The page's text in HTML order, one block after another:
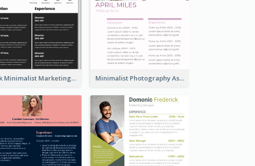
Dark Minimalist Marketing Manager Resume Minimalist Photography Assistant Resume